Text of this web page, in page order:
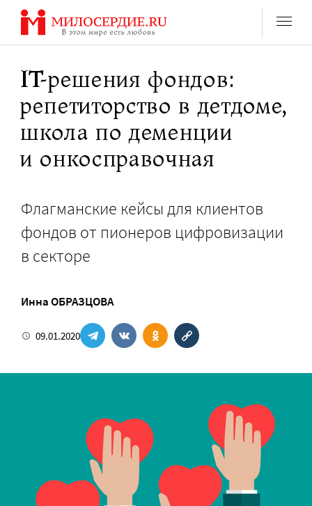
Перейти
содержанию
IT-решения фондов:
репетиторство в детдоме,
школа по деменции
и онкосправочная
Флагманские кейсы для клиентов
фондов от пионеров цифровизации
в секторе
Инна ОБРАЗЦОВА
09.01.2020